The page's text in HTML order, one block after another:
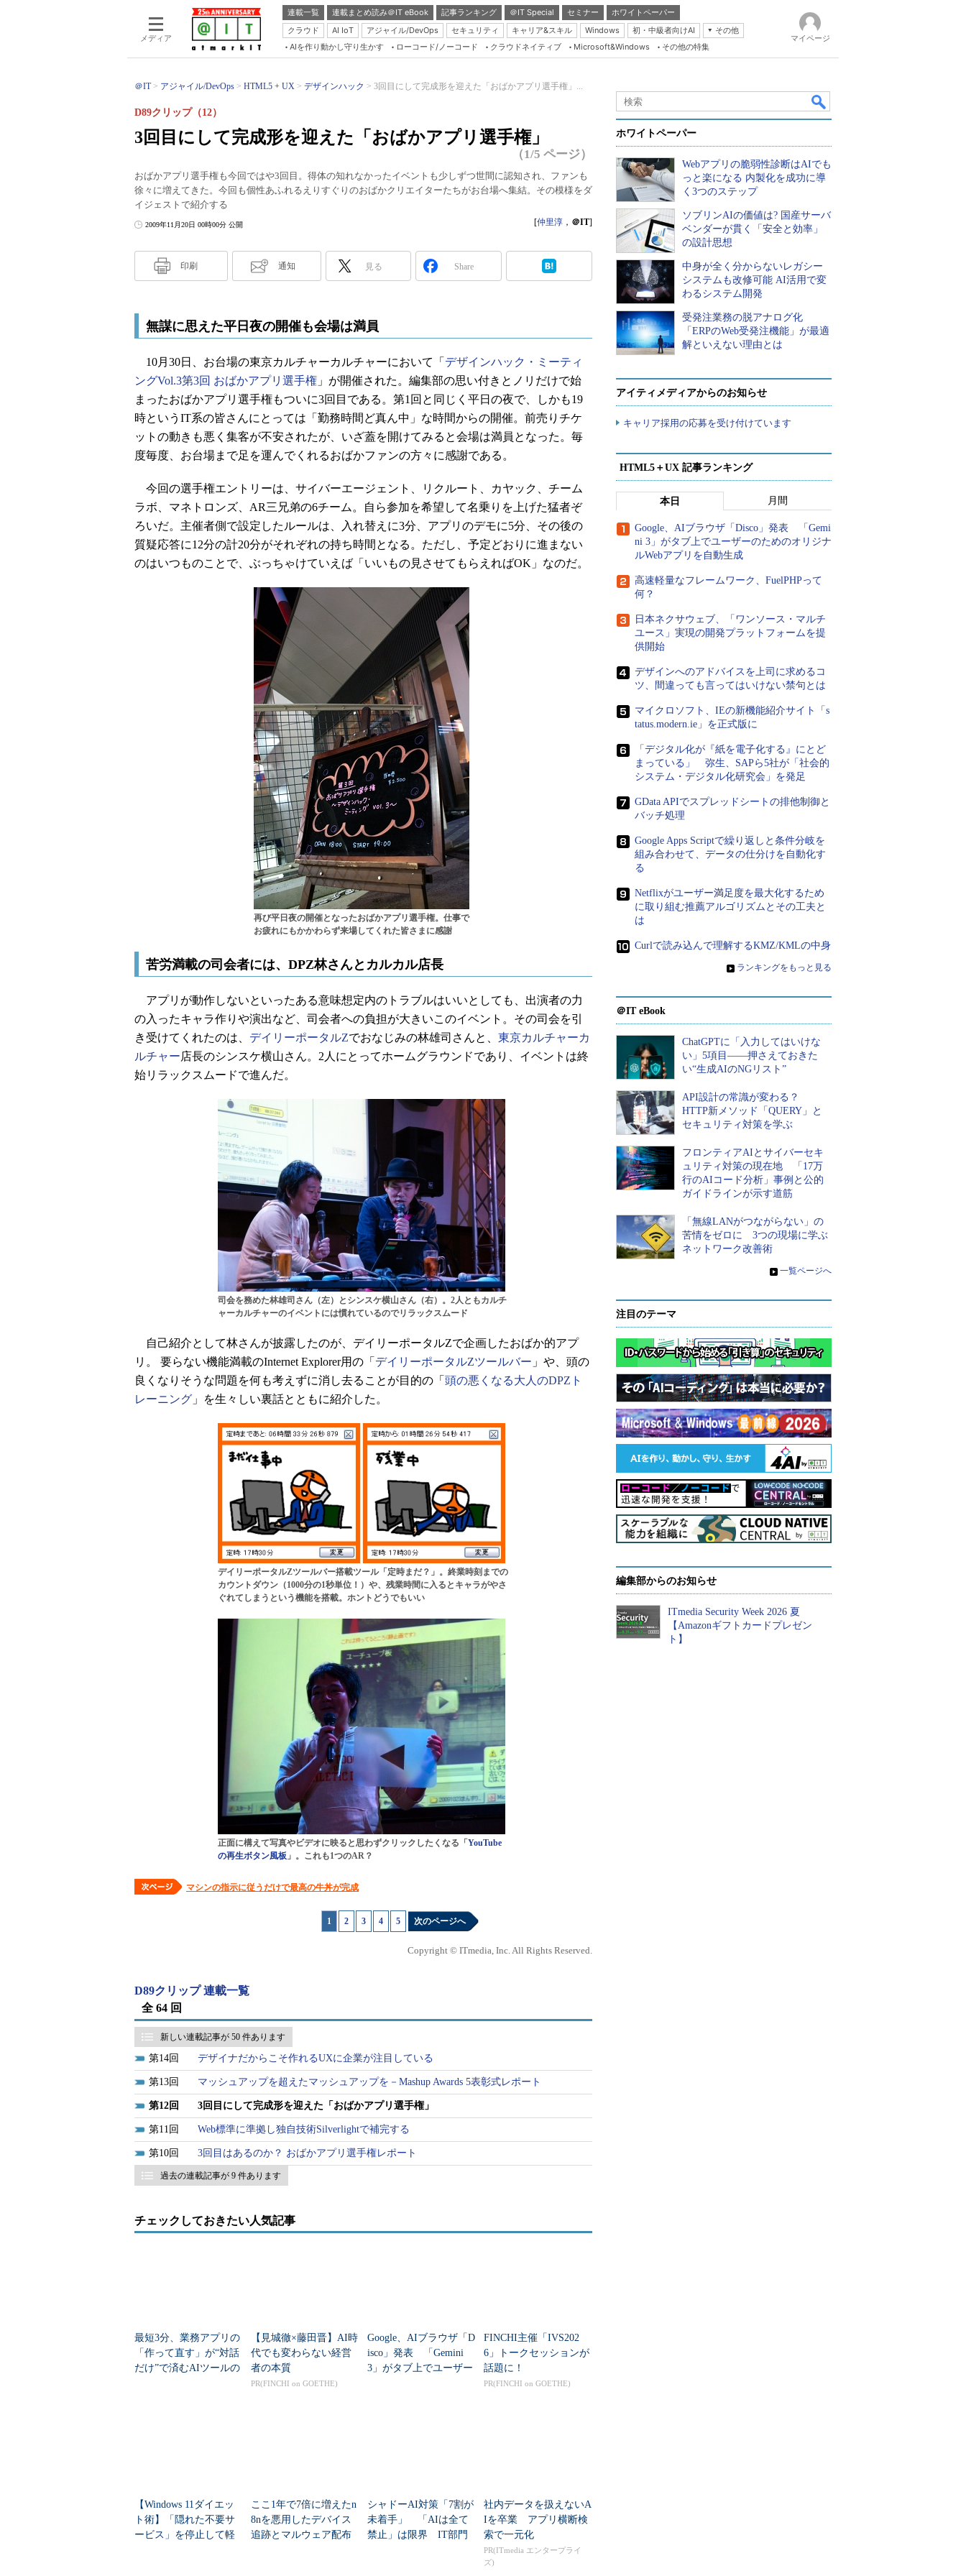
メディア
連載一覧 連載まとめ読み＠IT eBook 記事ランキング ＠IT Special セミナー
ホワイトペーパー
クラウド
AI IoT アジャイル/DevOps セキュリティ キャリア&スキル Windows 初・中級者向けAI
その他
Server & Storage
Database Expert
Linux ＆ OSS
Master of IP Network
Security & Trust
AIを作り動かし守り生かす ローコード/ノーコード クラウドネイティブ Microsoft&Windows その他の特集
マイページ
＠IT アジャイル/DevOps HTML5 + UX デザインハック 3回目にして完成形を迎えた「おばかアプリ選手権」...
3回目にして完成形を迎えた「おばかアプリ選手権」
D89クリップ（12）
（1/5 ページ）
おばかアプリ選手権も今回ではや3回目。得体の知れなかったイベントも少しずつ世間に認知され、ファンも
徐々に増えてきた。今回も個性あふれるえりすぐりのおばかクリエイターたちがお台場へ集結。その模様をダ
イジェストで紹介する
2009年11月20日 00時00分 公開 [仲里淳 ， ＠IT]
印刷 通知 見る Share
無謀に思えた平日夜の開催も会場は満員
10月30日、お台場の東京カルチャーカルチャーにおいて「 デザインハック・ミーティ
ングVol.3第3回 おばかアプリ選手権 」が開催された。編集部の思い付きとノリだけで始
まったおばかアプリ選手権もついに3回目である。第1回と同じく平日の夜で、しかも19
時というIT系の皆さんにとっては「勤務時間ど真ん中」な時間からの開催。前売りチケ
ットの動きも悪く集客が不安されたが、いざ蓋を開けてみると会場は満員となった。毎
度毎度、お台場まで足を運んでくれるおばかファンの方々に感謝である。
今回の選手権エントリーは、サイバーエージェント、リクルート、カヤック、チーム
ラボ、マネトロンズ、AR三兄弟の6チーム。自ら参加を希望して名乗りを上げた猛者ぞ
ろいだ。主催者側で設定したルールは、入れ替えに3分、アプリのデモに5分、その後の
質疑応答に12分の計20分がそれぞれの持ち時間となる。ただし、予定どおりに進まない
のはいつものことで、ぶっちゃけていえば「いいもの見させてもらえればOK」なのだ。
再び平日夜の開催となったおばかアプリ選手権。仕事で
お疲れにもかかわらず来場してくれた皆さまに感謝
苦労満載の司会者には、DPZ林さんとカルカル店長
アプリが動作しないといったある意味想定内のトラブルはいいとしても、出演者の力
の入ったキャラ作りや演出など、司会者への負担が大きいこのイベント。その司会を引
き受けてくれたのは、 デイリーポータルZでおなじみの林雄司さんと、 東京カルチャーカ
ルチャー店長のシンスケ横山さん。2人にとってホームグラウンドであり、イベントは終
始リラックスムードで進んだ。
司会を務めた林雄司さん（左）とシンスケ横山さん（右）。2人ともカルチ
ャーカルチャーのイベントには慣れているのでリラックスムード
自己紹介として林さんが披露したのが、デイリーポータルZで企画したおばか的アプ
リ。 要らない機能満載のInternet Explorer用の「 デイリーポータルZツールバー 」や、頭の
良くなりそうな問題を何も考えずに消し去ることが目的の「 頭の悪くなる大人のDPZト
レーニング 」を生々しい裏話とともに紹介した。
デイリーポータルZツールバー搭載ツール「定時まだ？」。終業時刻までの
カウントダウン（1000分の1秒単位！）や、残業時間に入るとキャラがやさ
ぐれてしまうという機能を搭載。ホントどうでもいい
正面に構えて写真やビデオに映ると思わずクリックしたくなる「 YouTube
の再生ボタン風板」。これも1つのAR？
マシンの指示に従うだけで最高の牛丼が完成
1 2 3 4 5 次のページへ
Copyright © ITmedia, Inc. All Rights Reserved.
D89クリップ 連載一覧
全 64 回
新しい連載記事が 50 件あります
14 デザイナだからこそ作れるUXに企業が注目している
13 マッシュアップを超えたマッシュアップを－Mashup Awards 5表彰式レポート
12 3回目にして完成形を迎えた「おばかアプリ選手権」
11 Web標準に準拠し独自技術Silverlightで補完する
10 3回目はあるのか？ おばかアプリ選手権レポート
過去の連載記事が 9 件あります
チェックしておきたい人気記事
最短3分、業務アプリの
「作って直す」が“対話
だけ”で済むAIツールの
【見城徹×藤田晋】AI時
代でも変わらない経営
者の本質
PR(FINCHI on GOETHE)
Google、AIブラウザ「D
isco」発表 「Gemini
3」がタブ上でユーザー
FINCHI主催「IVS202
6」トークセッションが
話題に！
PR(FINCHI on GOETHE)
【Windows 11ダイエッ
ト術】「隠れた不要サ
ービス」を停止して軽
ここ1年で7倍に増えたn
8nを悪用したデバイス
追跡とマルウェア配布
シャドーAI対策「7割が
未着手」 「AIは全て
禁止」は限界 IT部門
社内データを扱えないA
Iを卒業 アプリ横断検
索で一元化
PR(ITmedia エンタープライ
ズ)
ホワイトペーパー
Webアプリの脆弱性診断はAIでも
っと楽になる 内製化を成功に導
く3つのステップ
ソブリンAIの価値は? 国産サーバ
ベンダーが貫く「安全と効率」
の設計思想
中身が全く分からないレガシー
システムも改修可能 AI活用で変
わるシステム開発
受発注業務の脱アナログ化
「ERPのWeb受発注機能」が最適
解といえない理由とは
アイティメディアからのお知らせ
キャリア採用の応募を受け付けています
HTML5＋UX 記事ランキング
本日 月間
Google、AIブラウザ「Disco」発表 「Gemi
ni 3」がタブ上でユーザーのためのオリジナ
ルWebアプリを自動生成
高速軽量なフレームワーク、FuelPHPって
何？
日本ネクサウェブ、「ワンソース・マルチ
ユース」実現の開発プラットフォームを提
供開始
デザインへのアドバイスを上司に求めるコ
ツ、間違っても言ってはいけない禁句とは
マイクロソフト、IEの新機能紹介サイト「s
tatus.modern.ie」を正式版に
「デジタル化が『紙を電子化する』にとど
まっている」 弥生、SAPら5社が「社会的
システム・デジタル化研究会」を発足
GData APIでスプレッドシートの排他制御と
バッチ処理
Google Apps Scriptで繰り返しと条件分岐を
組み合わせて、データの仕分けを自動化す
る
Netflixがユーザー満足度を最大化するため
に取り組む推薦アルゴリズムとその工夫と
は
Curlで読み込んで理解するKMZ/KMLの中身
» ランキングをもっと見る
＠IT eBook
ChatGPTに「入力してはいけな
い」5項目――押さえておきた
い“生成AIのNGリスト”
API設計の常識が変わる？
HTTP新メソッド「QUERY」と
セキュリティ対策を学ぶ
フロンティアAIとサイバーセキ
ュリティ対策の現在地 「17万
行のAIコード分析」事例と公的
ガイドラインが示す道筋
「無線LANがつながらない」の
苦情をゼロに 3つの現場に学ぶ
ネットワーク改善術
» 一覧ページへ
注目のテーマ
編集部からのお知らせ
ITmedia Security Week 2026 夏
【Amazonギフトカードプレゼン
ト】